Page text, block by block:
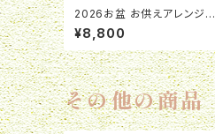
2026お盆 お供えアレンジメ
ント「月明」 ￥8,800
¥8,800
その他の商品